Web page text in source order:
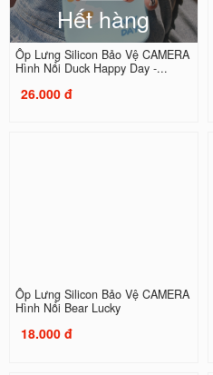
Hết hàng
Ốp Lưng Silicon Bảo Vệ CAMERA
Hình Nổi Duck Happy Day -...
26.000 đ
Ốp Lưng Silicon Bảo Vệ CAMERA
Hình Nổi Bear Lucky
18.000 đ